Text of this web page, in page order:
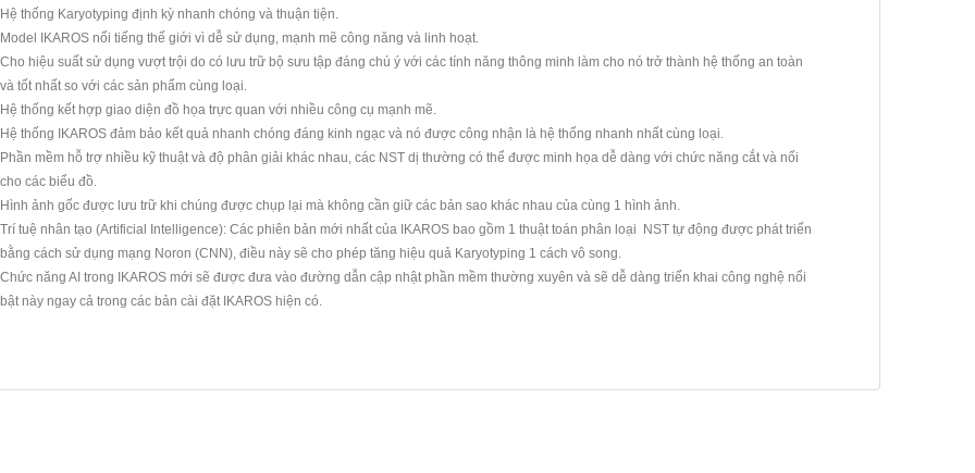
Hệ thống Karyotyping định kỳ nhanh chóng và thuận tiện.
Model IKAROS nổi tiếng thế giới vì dễ sử dụng, mạnh mẽ công năng và linh hoạt.
Cho hiệu suất sử dụng vượt trội do có lưu trữ bộ sưu tập đáng chú ý với các tính năng thông minh làm cho nó trở thành hệ thống an toàn
và tốt nhất so với các sản phẩm cùng loại.
Hệ thống kết hợp giao diện đồ họa trực quan với nhiều công cụ mạnh mẽ.
Hệ thống IKAROS đảm bảo kết quả nhanh chóng đáng kinh ngạc và nó được công nhận là hệ thống nhanh nhất cùng loại.
Phần mềm hỗ trợ nhiều kỹ thuật và độ phân giải khác nhau, các NST dị thường có thể được minh họa dễ dàng với chức năng cắt và nối
cho các biểu đồ.
Hình ảnh gốc được lưu trữ khi chúng được chụp lại mà không cần giữ các bản sao khác nhau của cùng 1 hình ảnh.
Trí tuệ nhân tạo (Artificial Intelligence): Các phiên bản mới nhất của IKAROS bao gồm 1 thuật toán phân loại NST tự động được phát triển
bằng cách sử dụng mạng Noron (CNN), điều này sẽ cho phép tăng hiệu quả Karyotyping 1 cách vô song.
Chức năng AI trong IKAROS mới sẽ được đưa vào đường dẫn cập nhật phần mềm thường xuyên và sẽ dễ dàng triển khai công nghệ nổi
bật này ngay cả trong các bản cài đặt IKAROS hiện có.